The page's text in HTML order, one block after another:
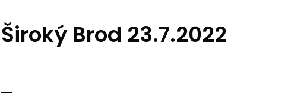
Široký Brod 23.7.2022